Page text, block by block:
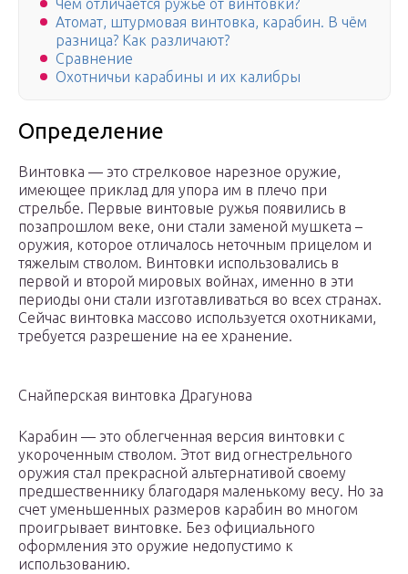
Чем отличается ружье от винтовки?
Атомат, штурмовая винтовка, карабин. В чём
разница? Как различают?
Сравнение
Охотничьи карабины и их калибры
Определение
Винтовка — это стрелковое нарезное оружие,
имеющее приклад для упора им в плечо при
стрельбе. Первые винтовые ружья появились в
позапрошлом веке, они стали заменой мушкета –
оружия, которое отличалось неточным прицелом и
тяжелым стволом. Винтовки использовались в
первой и второй мировых войнах, именно в эти
периоды они стали изготавливаться во всех странах.
Сейчас винтовка массово используется охотниками,
требуется разрешение на ее хранение.
Снайперская винтовка Драгунова
Карабин — это облегченная версия винтовки с
укороченным стволом. Этот вид огнестрельного
оружия стал прекрасной альтернативой своему
предшественнику благодаря маленькому весу. Но за
счет уменьшенных размеров карабин во многом
проигрывает винтовке. Без официального
оформления это оружие недопустимо к
использованию.